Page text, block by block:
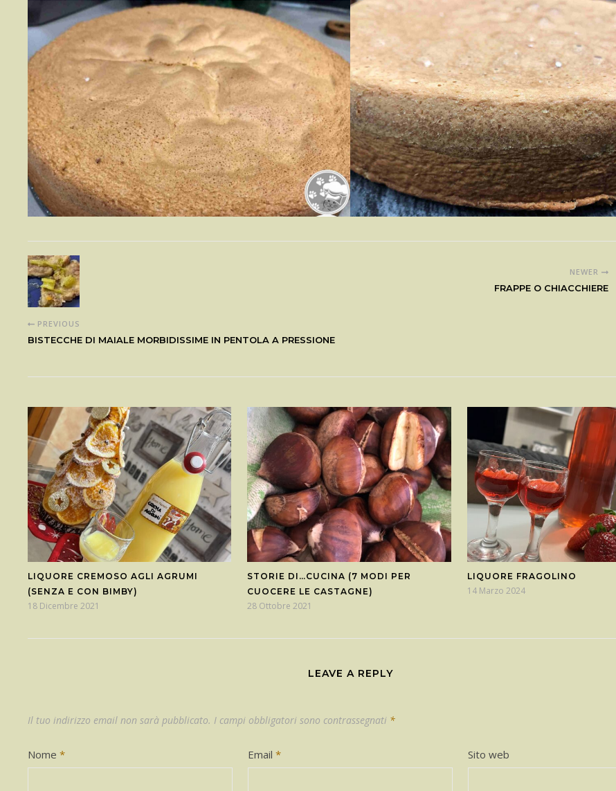
PREVIOUS
BISTECCHE DI MAIALE MORBIDISSIME IN PENTOLA A PRESSIONE
NEWER
FRAPPE O CHIACCHIERE
LIQUORE CREMOSO AGLI AGRUMI
(SENZA E CON BIMBY)
18 Dicembre 2021
STORIE DI…CUCINA (7 MODI PER
CUOCERE LE CASTAGNE)
28 Ottobre 2021
LIQUORE FRAGOLINO
14 Marzo 2024
LEAVE A REPLY
Il tuo indirizzo email non sarà pubblicato. I campi obbligatori sono contrassegnati *
Nome * Email * Sito web